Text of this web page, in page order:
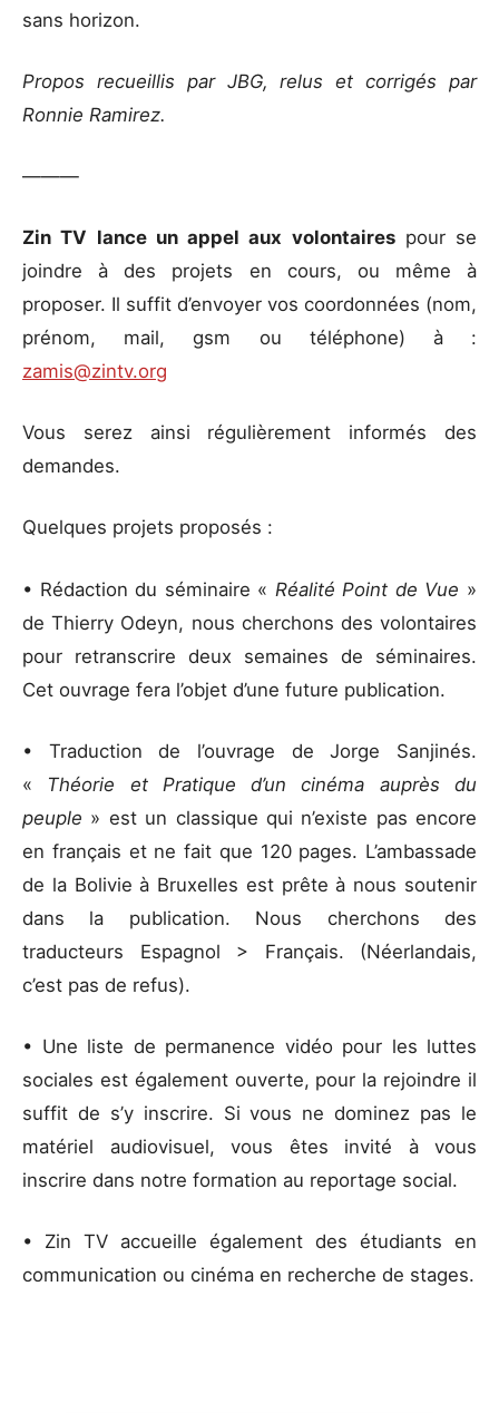
sans horizon.
Propos recueillis par JBG, relus et corrigés par
Ronnie Ramirez.
———
Zin TV lance un appel aux volontairespour se
joindre à des projets en cours, ou même à
proposer. Il suffit d’envoyer vos coordonnées (nom,
prénom, mail, gsm ou téléphone) à :
zamis@zintv.org
Vous serez ainsi régulièrement informés des
demandes.
Quelques projets proposés :
• Rédaction du séminaire « Réalité Point de Vue »
de Thierry Odeyn, nous cherchons des volontaires
pour retranscrire deux semaines de séminaires.
Cet ouvrage fera l’objet d’une future publication.
• Traduction de l’ouvrage de Jorge Sanjinés.
« Théorie et Pratique d’un cinéma auprès du
peuple » est un classique qui n’existe pas encore
en français et ne fait que 120 pages. L’ambassade
de la Bolivie à Bruxelles est prête à nous soutenir
dans la publication. Nous cherchons des
traducteurs Espagnol > Français. (Néerlandais,
c’est pas de refus).
• Une liste de permanence vidéo pour les luttes
sociales est également ouverte, pour la rejoindre il
suffit de s’y inscrire. Si vous ne dominez pas le
matériel audiovisuel, vous êtes invité à vous
inscrire dans notre formation au reportage social.
• Zin TV accueille également des étudiants en
communication ou cinéma en recherche de stages.